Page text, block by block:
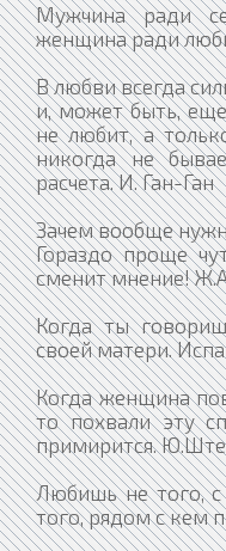
Мужчина ради
женщина ради
В любви всегда
и, может быть,
не любит, а
никогда не
расчета. И. Ган-Ган
Зачем вообще
Гораздо проще
сменит мнение!
Когда ты
своей матери.
Когда женщина
то похвали эту
примирится.
Любишь не того,
того, рядом с кем